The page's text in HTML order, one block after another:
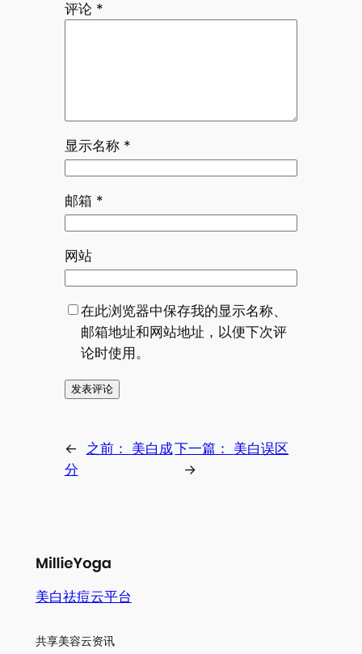
评论 *
显示名称 *
邮箱 *
网站
在此浏览器中保存我的显示名称、
邮箱地址和网站地址，以便下次评
论时使用。
← 之前： 美白成
分
下一篇：
美白误区
→
美白祛痘云平台
共享美容云资讯